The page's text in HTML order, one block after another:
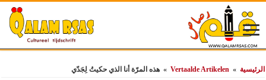
الرئيسية »
Vertaalde Artikelen
» هذه المرّة أنا الذي حكيتُ لِجَدّي